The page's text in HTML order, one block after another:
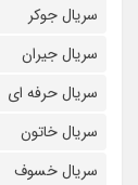
سریال جوکر
سریال جیران
سریال حرفه ای
سریال خاتون
سریال خسوف